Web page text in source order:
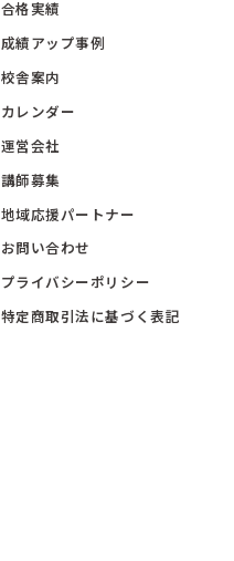
合格実績
成績アップ事例
校舎案内
カレンダー
運営会社
講師募集
地域応援パートナー
お問い合わせ
プライバシーポリシー
特定商取引法に基づく表記